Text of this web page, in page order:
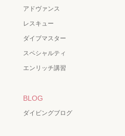
アドヴァンス
レスキュー
ダイブマスター
スペシャルティ
エンリッチ講習
BLOG
ダイビングブログ